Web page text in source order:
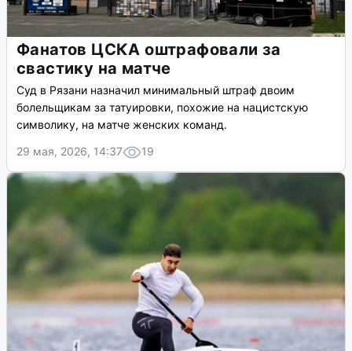
Фанатов ЦСКА оштрафовали за
свастику на матче
Суд в Рязани назначил минимальный штраф двоим
болельщикам за татуировки, похожие на нацистскую
символику, на матче женских команд.
29 мая, 2026, 14:37
19